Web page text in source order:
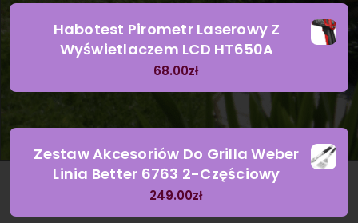
Habotest Pirometr Laserowy Z
Wyświetlaczem LCD HT650A
68.00zł
Zestaw Akcesoriów Do Grilla Weber
Linia Better 6763 2-Częściowy
249.00zł